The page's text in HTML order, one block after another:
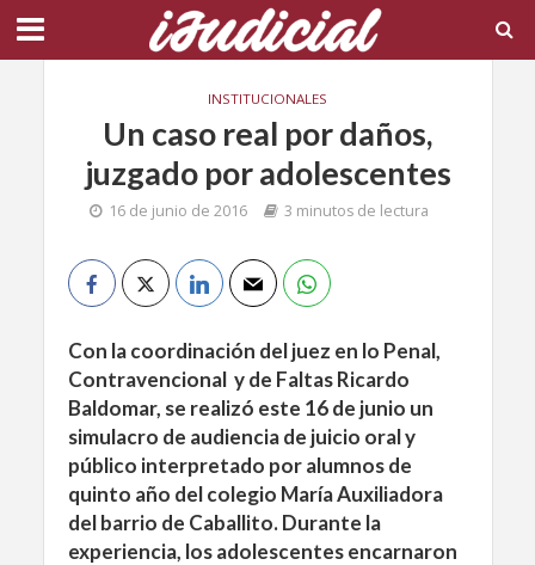
INSTITUCIONALES
Un caso real por daños,
juzgado por adolescentes
16 de junio de 2016 3 minutos de lectura
Con la coordinación del juez en lo Penal,
Contravencional y de Faltas Ricardo
Baldomar, se realizó este 16 de junio un
simulacro de audiencia de juicio oral y
público interpretado por alumnos de
quinto año del colegio María Auxiliadora
del barrio de Caballito. Durante la
experiencia, los adolescentes encarnaron